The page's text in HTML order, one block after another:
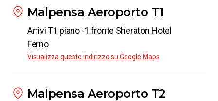
a
da€ 15.98
Da
Milano Malpensa Aeroporto
Malpensa Aeroporto T1
Arrivi T1 piano -1 fronte Sheraton Hotel
Ferno
Visualizza questo indirizzo su Google Maps
Malpensa Aeroporto T2